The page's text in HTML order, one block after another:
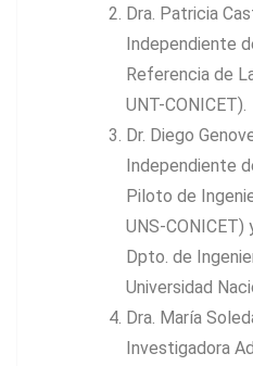
Dra. Patricia
Independiente
Referencia de
UNT-CONICET).
Dr. Diego
Independiente
Piloto de
UNS-
Dpto. de
Universidad
Dra. María
Investigadora